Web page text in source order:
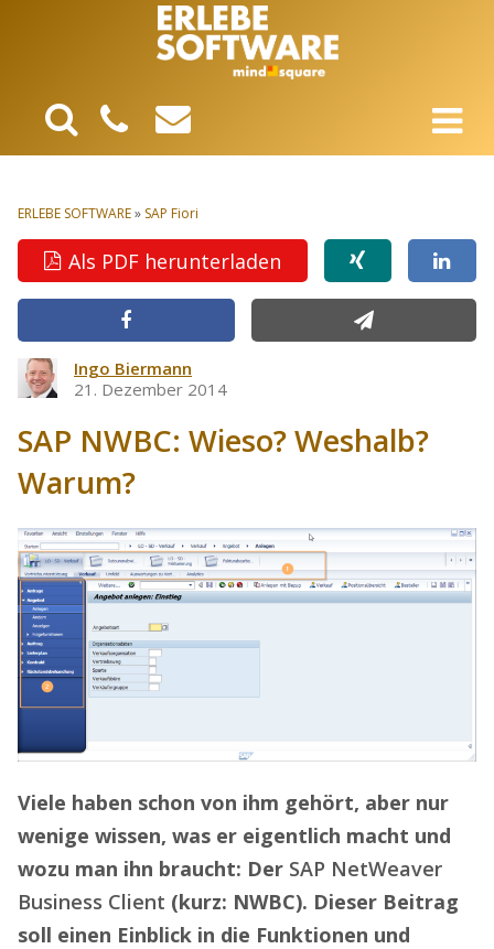
ERLEBE SOFTWARE» SAP Fiori
Als PDF herunterladen
Ingo Biermann
21. Dezember 2014
SAP NWBC: Wieso? Weshalb?
Warum?
Viele haben schon von ihm gehört, aber nur
wenige wissen, was er eigentlich macht und
wozu man ihn braucht: Der SAP NetWeaver
Business Client (kurz: NWBC). Dieser Beitrag
soll einen Einblick in die Funktionen und